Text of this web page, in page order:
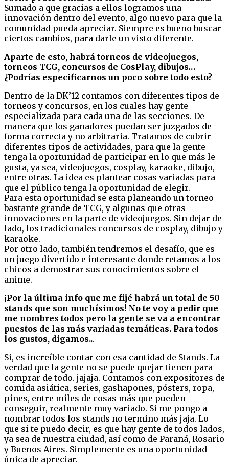
Sumado a que gracias a ellos logramos una
innovación dentro del evento, algo nuevo para que la
comunidad pueda apreciar. Siempre es bueno buscar
ciertos cambios, para darle un visto diferente.
Aparte de esto, habrá torneos de videojuegos,
torneos TCG, concursos de CosPlay, dibujos…
¿Podrías especificarnos un poco sobre todo esto?
Dentro de la DK’12 contamos con diferentes tipos de
torneos y concursos, en los cuales hay gente
especializada para cada una de las secciones. De
manera que los ganadores puedan ser juzgados de
forma correcta y no arbitraria. Tratamos de cubrir
diferentes tipos de actividades, para que la gente
tenga la oportunidad de participar en lo que más le
gusta, ya sea, videojuegos, cosplay, karaoke, dibujo,
entre otras. La idea es plantear cosas variadas para
que el público tenga la oportunidad de elegir.
Para esta oportunidad se esta planeando un torneo
bastante grande de TCG, y algunas que otras
innovaciones en la parte de videojuegos. Sin dejar de
lado, los tradicionales concursos de cosplay, dibujo y
karaoke.
Por otro lado, también tendremos el desafío, que es
un juego divertido e interesante donde retamos a los
chicos a demostrar sus conocimientos sobre el
anime.
¡Por la última info que me fijé habrá un total de 50
stands que son muchísimos! No te voy a pedir que
me nombres todos pero la gente se va a encontrar
puestos de las más variadas temáticas. Para todos
los gustos, digamos...
Si, es increíble contar con esa cantidad de Stands. La
verdad que la gente no se puede quejar tienen para
comprar de todo. jajaja. Contamos con expositores de
comida asiática, series, gashapones, pósters, ropa,
pines, entre miles de cosas más que pueden
conseguir, realmente muy variado. Si me pongo a
nombrar todos los stands no termino más jaja. Lo
que si te puedo decir, es que hay gente de todos lados,
ya sea de nuestra ciudad, así como de Paraná, Rosario
y Buenos Aires. Simplemente es una oportunidad
única de apreciar.